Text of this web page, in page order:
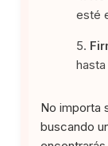
esté
No importa
buscando